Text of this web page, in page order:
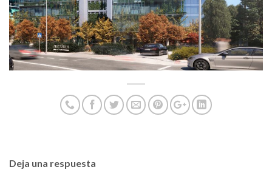
Deja una respuesta